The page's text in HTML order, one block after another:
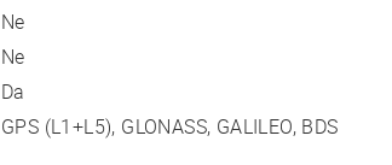
Ne
Ne
Da
GPS (L1+L5), GLONASS, GALILEO, BDS